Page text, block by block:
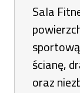
Sala
ścianę,
oraz